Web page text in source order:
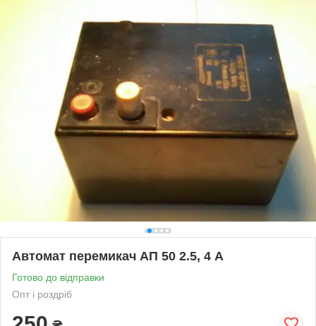
Автомат перемикач АП 50 2.5, 4 А
Готово до відправки
Опт і роздріб